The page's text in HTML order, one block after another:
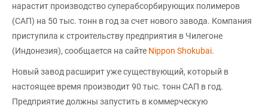
нарастит производство суперабсорбирующих полимеров
(САП) на 50 тыс. тонн в год за счет нового завода. Компания
приступила к строительству предприятия в Чилегоне
(Индонезия), сообщается на сайте Nippon Shokubai.
Новый завод расширит уже существующий, который в
настоящее время производит 90 тыс. тонн САП в год.
Предприятие должны запустить в коммерческую